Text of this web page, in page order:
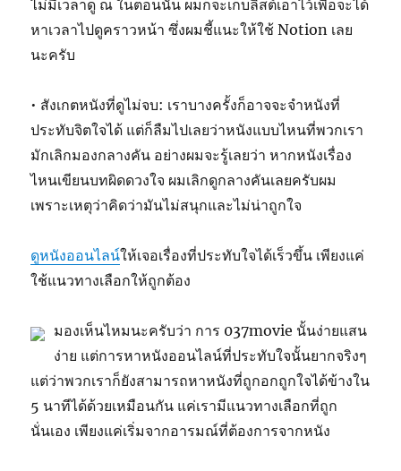
ไม่มีเวลาดู ณ ในตอนนั้น ผมก็จะเก็บลิสต์เอาไว้เพื่อจะได้
หาเวลาไปดูคราวหน้า ซึ่งผมชี้แนะให้ใช้ Notion เลย
นะครับ
• สังเกตหนังที่ดูไม่จบ: เราบางครั้งก็อาจจะจำหนังที่
ประทับจิตใจได้ แต่ก็ลืมไปเลยว่าหนังแบบไหนที่พวกเรา
มักเลิกมองกลางคัน อย่างผมจะรู้เลยว่า หากหนังเรื่อง
ไหนเขียนบทผิดดวงใจ ผมเลิกดูกลางคันเลยครับผม
เพราะเหตุว่าคิดว่ามันไม่สนุกและไม่น่าถูกใจ
ดูหนังออนไลน์ให้เจอเรื่องที่ประทับใจได้เร็วขึ้น เพียงแค่
ใช้แนวทางเลือกให้ถูกต้อง
มองเห็นไหมนะครับว่า การ 037movie นั้นง่ายแสน
ง่าย แต่การหาหนังออนไลน์ที่ประทับใจนั้นยากจริงๆ
แต่ว่าพวกเราก็ยังสามารถหาหนังที่ถูกอกถูกใจได้ข้างใน
5 นาทีได้ด้วยเหมือนกัน แค่เรามีแนวทางเลือกที่ถูก
นั่นเอง เพียงแค่เริ่มจากอารมณ์ที่ต้องการจากหนัง